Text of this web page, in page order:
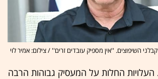
השיפוצים. ''אין מספיק עובדים זרים'' / צילום: אמיר לוי
העלויות החלות על המעסיק גבוהות הרבה